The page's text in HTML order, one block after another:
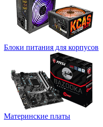
Блоки питания для корпусов
Материнские платы